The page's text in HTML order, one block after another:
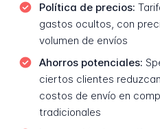
Política de precios:
gastos ocultos, con
volumen de envíos
Ahorros potenciales:
ciertos clientes
costos de envío en
tradicionales